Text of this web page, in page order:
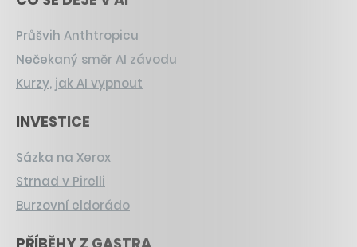
Průšvih Anthtropicu
Nečekaný směr AI závodu
Kurzy, jak AI vypnout
INVESTICE
Sázka na Xerox
Strnad v Pirelli
Burzovní eldorádo